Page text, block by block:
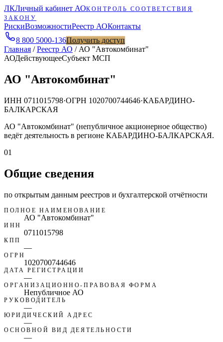
ЛКЛичный кабинет АОКОНТРОЛЬ СООТВЕТСТВИЯ
ЗАКОНУ
РискиВозможностиРеестр АОКонтакты
8 800 5000-136Получить доступ
Главная /Реестр АО / АО "Автокомбинат"
АОДействующееСубъект МСП
АО "Автокомбинат"
ИНН 0711015798·ОГРН 1020700744646·КАБАРДИНО-
БАЛКАРСКАЯ
АО "Автокомбинат" (непубличное акционерное общество)
ведёт деятельность в регионе КАБАРДИНО-БАЛКАРСКАЯ.
01
Общие сведения
по открытым данным реестров и бухгалтерской отчётности
ПОЛНОЕ НАИМЕНОВАНИЕ
АО "Автокомбинат"
ИНН
0711015798
КПП
—
ОГРН
1020700744646
ДАТА РЕГИСТРАЦИИ
—
ОРГАНИЗАЦИОННО-ПРАВОВАЯ ФОРМА
Непубличное АО
РУКОВОДИТЕЛЬ
—
ЮРИДИЧЕСКИЙ АДРЕС
—
ОСНОВНОЙ ВИД ДЕЯТЕЛЬНОСТИ
—